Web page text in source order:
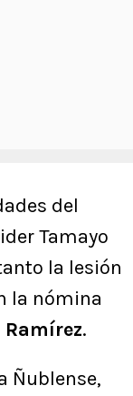
del
Tamayo
la lesión
la nómina
.
Ñublense,